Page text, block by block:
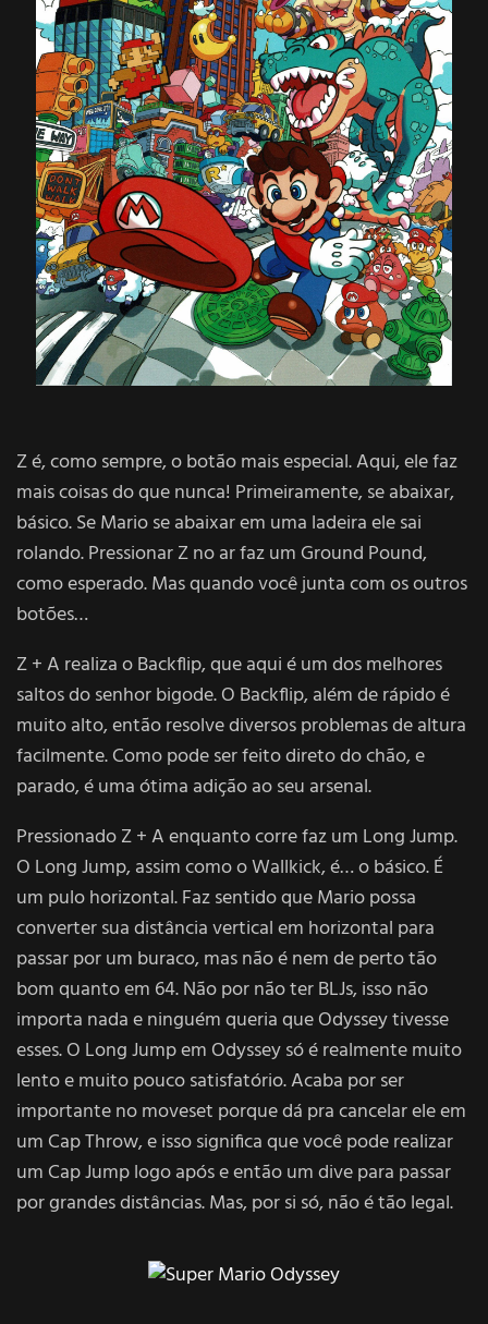
Z é, como sempre, o botão mais especial. Aqui, ele faz
mais coisas do que nunca! Primeiramente, se abaixar,
básico. Se Mario se abaixar em uma ladeira ele sai
rolando. Pressionar Z no ar faz um Ground Pound,
como esperado. Mas quando você junta com os outros
botões…
Z + A realiza o Backflip, que aqui é um dos melhores
saltos do senhor bigode. O Backflip, além de rápido é
muito alto, então resolve diversos problemas de altura
facilmente. Como pode ser feito direto do chão, e
parado, é uma ótima adição ao seu arsenal.
Pressionado Z + A enquanto corre faz um Long Jump.
O Long Jump, assim como o Wallkick, é… o básico. É
um pulo horizontal. Faz sentido que Mario possa
converter sua distância vertical em horizontal para
passar por um buraco, mas não é nem de perto tão
bom quanto em 64. Não por não ter BLJs, isso não
importa nada e ninguém queria que Odyssey tivesse
esses. O Long Jump em Odyssey só é realmente muito
lento e muito pouco satisfatório. Acaba por ser
importante no moveset porque dá pra cancelar ele em
um Cap Throw, e isso significa que você pode realizar
um Cap Jump logo após e então um dive para passar
por grandes distâncias. Mas, por si só, não é tão legal.